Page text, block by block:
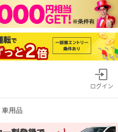
ログイン
用品